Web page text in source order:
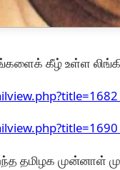
கீழ் உள்ள
தமிழக முன்னாள்